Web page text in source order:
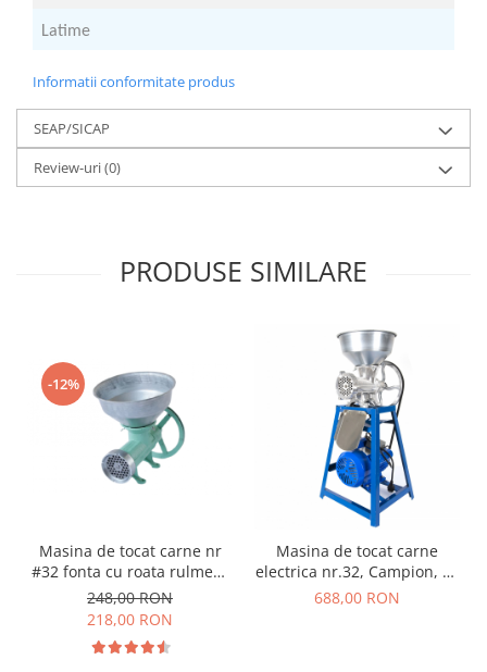
Latime
Informatii conformitate produs
SEAP/SICAP
Review-uri(0)
PRODUSE SIMILARE
-12%
Masina de tocat carne nr
#32 fonta cu roata rulment
si palnie JIA
248,00 RON
218,00 RON
Masina de tocat carne
electrica nr.32, Campion, cu
palnie mare, motor 2500W
688,00 RON